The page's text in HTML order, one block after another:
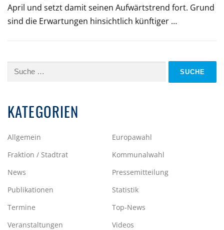
April und setzt damit seinen Aufwärtstrend fort. Grund
sind die Erwartungen hinsichtlich künftiger …
Suche
KATEGORIEN
Allgemein
Europawahl
Fraktion / Stadtrat
Kommunalwahl
News
Pressemitteilung
Publikationen
Statistik
Termine
Top-News
Veranstaltungen
Videos